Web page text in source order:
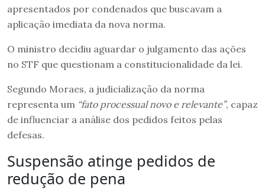
apresentados por condenados que buscavam a
aplicação imediata da nova norma.
O ministro decidiu aguardar o julgamento das ações
no STF que questionam a constitucionalidade da lei.
Segundo Moraes, a judicialização da norma
representa um “fato processual novo e relevante”, capaz
de influenciar a análise dos pedidos feitos pelas
defesas.
Suspensão atinge pedidos de
redução de pena